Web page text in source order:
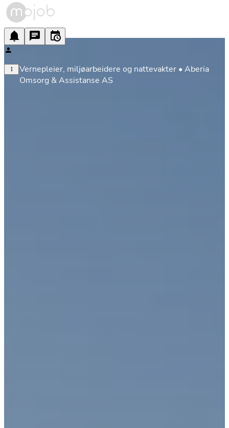
Vernepleier, miljøarbeidere og nattevakter • Aberia
Omsorg & Assistanse AS